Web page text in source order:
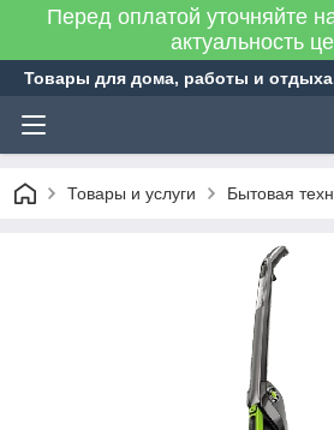
Перед оплатой уточняйте
актуальность
Товары для дома, работы и
Товары и услуги Бытовая